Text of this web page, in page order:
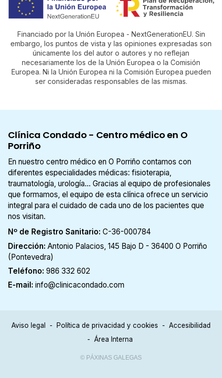
Financiado por la Unión Europea - NextGenerationEU. Sin
embargo, los puntos de vista y las opiniones expresadas son
únicamente los del autor o autores y no reflejan
necesariamente los de la Unión Europea o la Comisión
Europea. Ni la Unión Europea ni la Comisión Europea pueden
ser consideradas responsables de las mismas.
Clínica Condado - Centro médico en O
Porriño
En nuestro centro médico en O Porriño contamos con
diferentes especialidades médicas: fisioterapia,
traumatología, urología... Gracias al equipo de profesionales
que formamos, el equipo de esta clínica ofrece un servicio
integral para el cuidado de cada uno de los pacientes que
nos visitan.
Nº de Registro Sanitario: C-36-000784
Dirección: Antonio Palacios, 145 Bajo D - 36400 O Porriño
(Pontevedra)
Teléfono: 986 332 602
E-mail: info@clinicacondado.com
Aviso legal - Política de privacidad y cookies - Accesibilidad
- Área Interna
© PÁXINAS GALEGAS